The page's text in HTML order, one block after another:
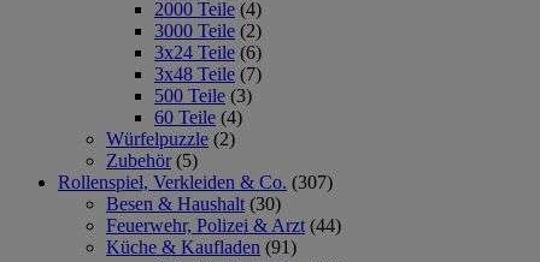
2000 Teile (4)
3000 Teile (2)
3x24 Teile (6)
3x48 Teile (7)
500 Teile (3)
60 Teile (4)
Würfelpuzzle (2)
Zubehör (5)
Rollenspiel, Verkleiden & Co. (307)
Besen & Haushalt (30)
Feuerwehr, Polizei & Arzt (44)
Küche & Kaufladen (91)